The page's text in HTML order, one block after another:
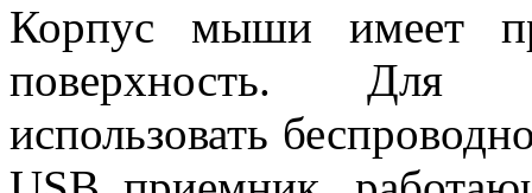
Корпус мыши имеет
поверхность. Для
использовать